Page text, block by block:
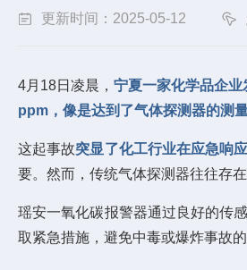
更新时间：2025-05-12
4月18日凌晨， 宁夏一家化学品企
ppm，像是达到了气体探测器的测
这起事故突显了化工行业在应急响
要。然而，传统气体探测器往往存
瑶安一氧化碳报警器通过良好的传
取紧急措施，避免中毒或爆炸事故的